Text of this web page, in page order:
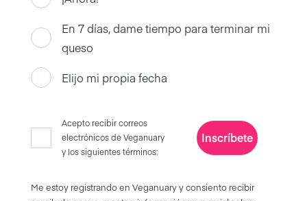
En 7 días, dame tiempo para terminar mi
queso
Elijo mi propia fecha
Acepto recibir correos
electrónicos de Veganuary
y los siguientes términos:
Inscríbete
Me estoy registrando en Veganuary y consiento recibir